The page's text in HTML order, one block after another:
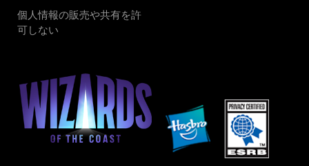
個人情報の販売や共有を許
可しない